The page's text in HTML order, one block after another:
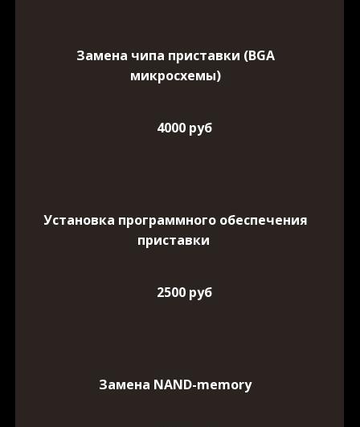
Замена чипа приставки (BGA
микросхемы)
4000 руб
Установка программного обеспечения
приставки
2500 руб
Замена NAND-memory